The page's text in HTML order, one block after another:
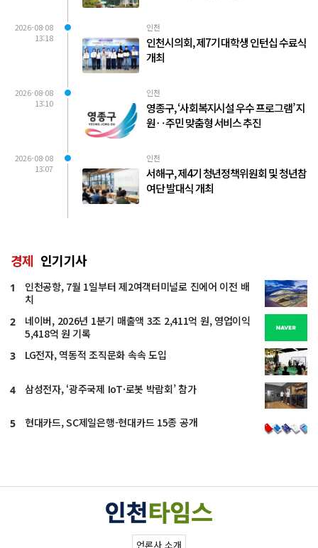
2026-08-08
13:18
인천
인천시의회, 제7기 대학생 인턴십 수료식
개최
2026-08-08
13:10
인천
영종구, ‘사회복지시설 우수 프로그램’ 지
원‥주민 맞춤형 서비스 추진
2026-08-08
13:07
인천
서해구, 제4기 청년정책위원회 및 청년참
여단 발대식 개최
경제 인기기사
1
인천공항, 7월 1일부터 제2여객터미널로 진에어 이전 배
치
2
네이버, 2026년 1분기 매출액 3조 2,411억 원, 영업이익
5,418억 원 기록
3 LG전자, 역동적 조직문화 속속 도입
4 삼성전자, ‘광주국제 IoT·로봇 박람회’ 참가
5 현대카드, SC제일은행-현대카드 15종 공개
언론사 소개